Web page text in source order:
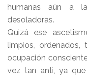
humanas aún a
desoladoras.
Quizá ese
limpios,
ocupación
vez tan anti, ya